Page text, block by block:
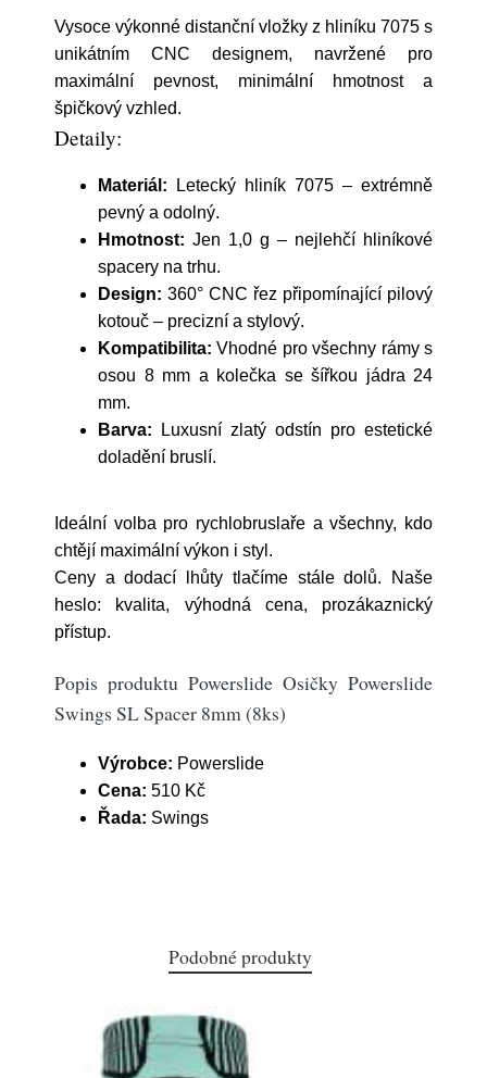
Vysoce výkonné distanční vložky z hliníku 7075 s
unikátním CNC designem, navržené pro
maximální pevnost, minimální hmotnost a
špičkový vzhled.
Detaily:
Materiál: Letecký hliník 7075 – extrémně
pevný a odolný.
Hmotnost: Jen 1,0 g – nejlehčí hliníkové
spacery na trhu.
Design: 360° CNC řez připomínající pilový
kotouč – precizní a stylový.
Kompatibilita: Vhodné pro všechny rámy s
osou 8 mm a kolečka se šířkou jádra 24
mm.
Barva: Luxusní zlatý odstín pro estetické
doladění bruslí.
Ideální volba pro rychlobruslaře a všechny, kdo
chtějí maximální výkon i styl.
Ceny a dodací lhůty tlačíme stále dolů. Naše
heslo: kvalita, výhodná cena, prozákaznický
přístup.
Popis produktu Powerslide Osičky Powerslide
Swings SL Spacer 8mm (8ks)
Výrobce: Powerslide
Cena: 510 Kč
Řada: Swings
Podobné produkty